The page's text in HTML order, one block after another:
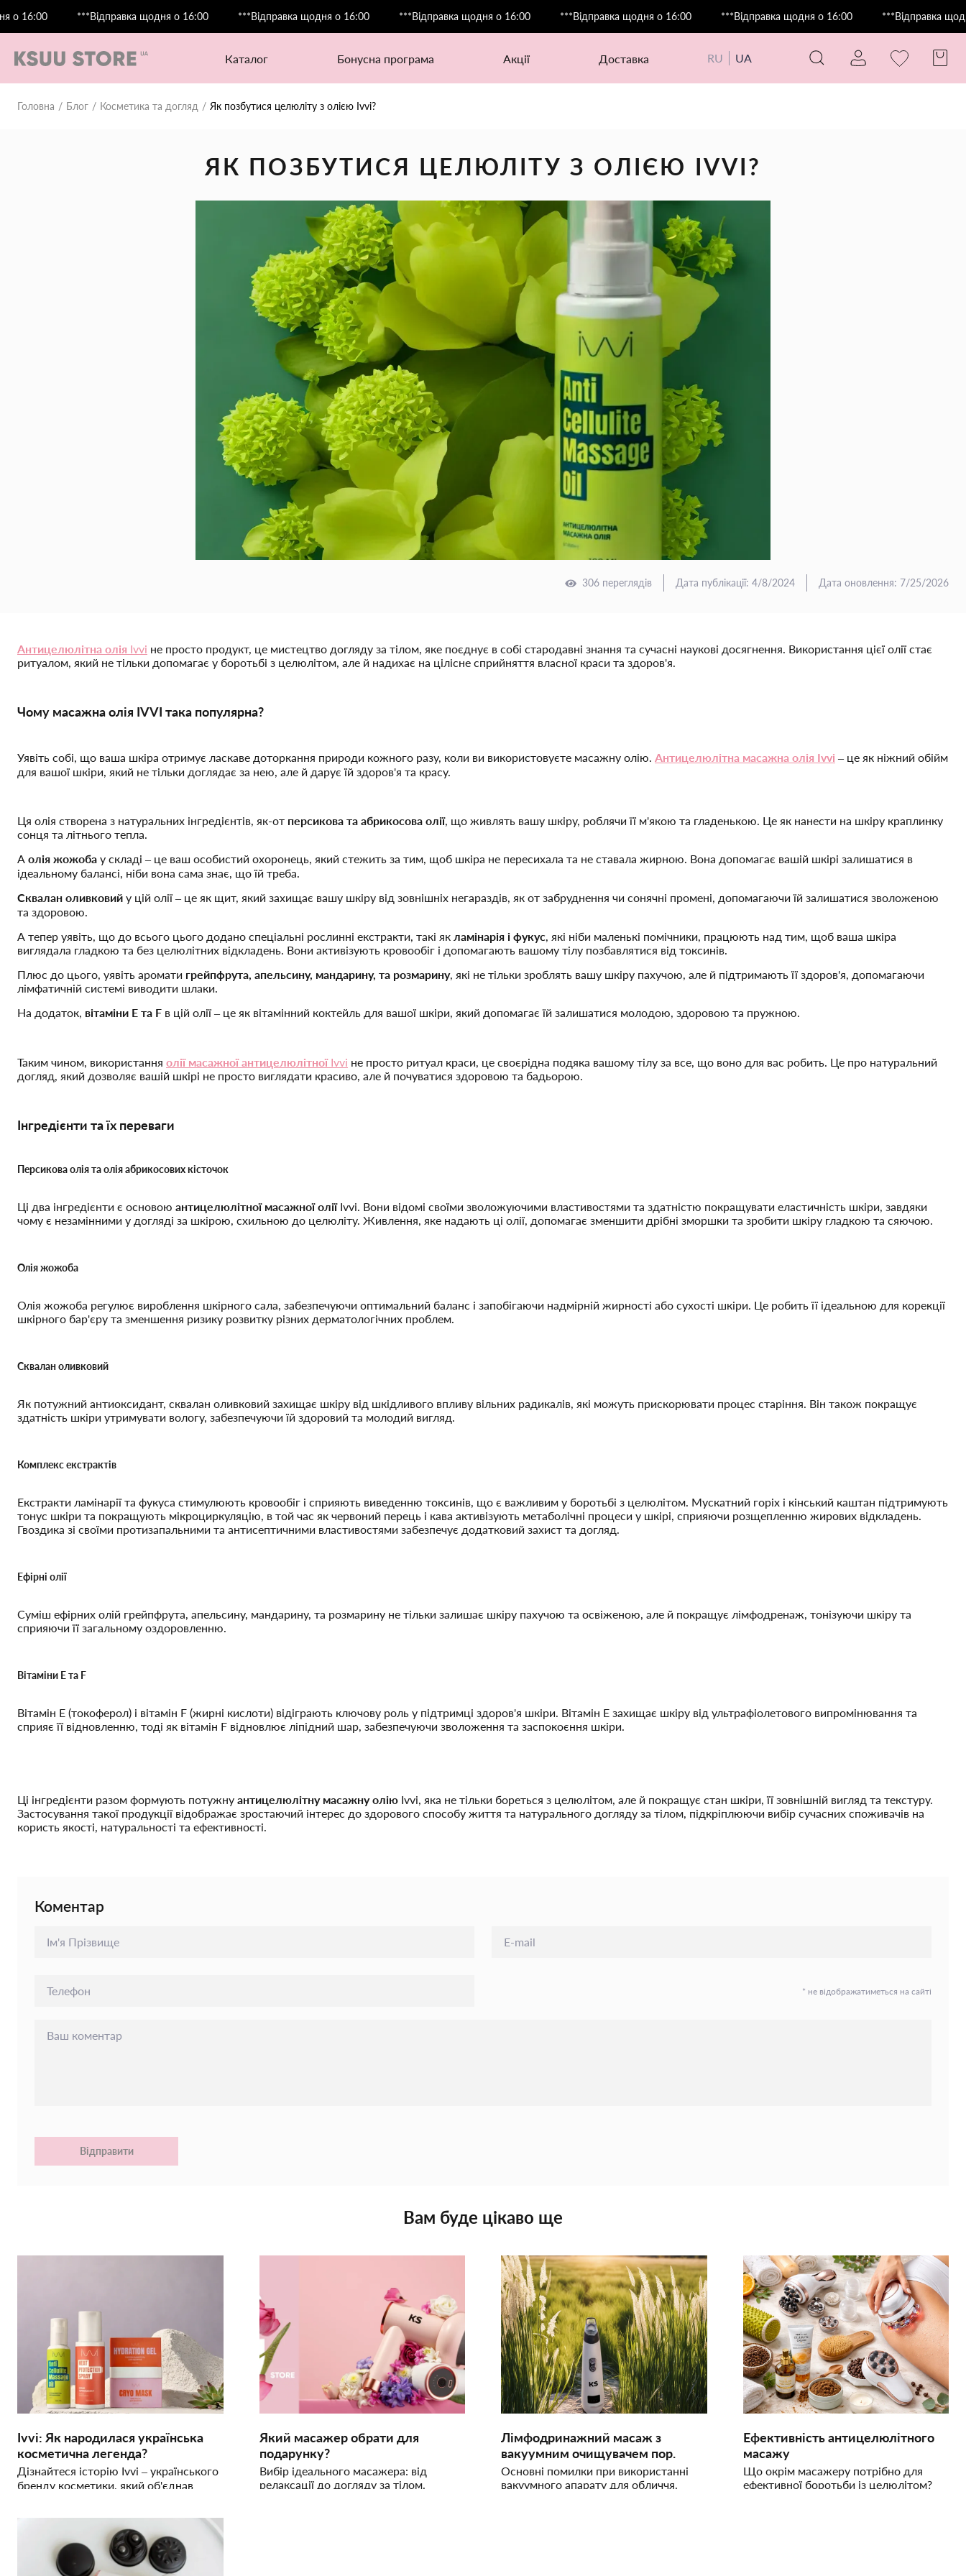
***Відправка щодня о 16:00 ***Відправка щодня о 16:00 ***Відправка щодня о 16:00 ***Відправка щодня о 16:00 ***Відправка щодня о 16:00 ***Відправка щодня о
каталог бонусна програма акції доставка RU UA
Головна Блог Косметика та догляд Як позбутися целюліту з олією Ivvi?
ЯК ПОЗБУТИСЯ ЦЕЛЮЛІТУ З ОЛІЄЮ IVVI?
306 переглядів Дата публікації: 4/8/2024 Дата оновлення: 7/25/2026
Антицелюлітна олія Ivvi не просто продукт, це мистецтво догляду за тілом, яке поєднує в собі стародавні знання та сучасні наукові досягнення. Використання цієї олії стає
ритуалом, який не тільки допомагає у боротьбі з целюлітом, але й надихає на цілісне сприйняття власної краси та здоров'я.
Чому масажна олія IVVI така популярна?
Уявіть собі, що ваша шкіра отримує ласкаве доторкання природи кожного разу, коли ви використовуєте масажну олію. Антицелюлітна масажна олія Ivvi – це як ніжний обійм
для вашої шкіри, який не тільки доглядає за нею, але й дарує їй здоров'я та красу.
Ця олія створена з натуральних інгредієнтів, як-от персикова та абрикосова олії, що живлять вашу шкіру, роблячи її м'якою та гладенькою. Це як нанести на шкіру краплинку
сонця та літнього тепла.
А олія жожоба у складі – це ваш особистий охоронець, який стежить за тим, щоб шкіра не пересихала та не ставала жирною. Вона допомагає вашій шкірі залишатися в
ідеальному балансі, ніби вона сама знає, що їй треба.
Сквалан оливковий у цій олії – це як щит, який захищає вашу шкіру від зовнішніх негараздів, як от забруднення чи сонячні промені, допомагаючи їй залишатися зволоженою
та здоровою.
А тепер уявіть, що до всього цього додано спеціальні рослинні екстракти, такі як ламінарія і фукус, які ніби маленькі помічники, працюють над тим, щоб ваша шкіра
виглядала гладкою та без целюлітних відкладень. Вони активізують кровообіг і допомагають вашому тілу позбавлятися від токсинів.
Плюс до цього, уявіть аромати грейпфрута, апельсину, мандарину, та розмарину, які не тільки зроблять вашу шкіру пахучою, але й підтримають її здоров'я, допомагаючи
лімфатичній системі виводити шлаки.
На додаток, вітаміни Е та F в цій олії – це як вітамінний коктейль для вашої шкіри, який допомагає їй залишатися молодою, здоровою та пружною.
Таким чином, використання олії масажної антицелюлітноїIvvi не просто ритуал краси, це своєрідна подяка вашому тілу за все, що воно для вас робить. Це про натуральний
догляд, який дозволяє вашій шкірі не просто виглядати красиво, але й почуватися здоровою та бадьорою.
Інгредієнти та їх переваги
Персикова олія та олія абрикосових кісточок
Ці два інгредієнти є основою антицелюлітної масажної оліїIvvi. Вони відомі своїми зволожуючими властивостями та здатністю покращувати еластичність шкіри, завдяки
чому є незамінними у догляді за шкірою, схильною до целюліту. Живлення, яке надають ці олії, допомагає зменшити дрібні зморшки та зробити шкіру гладкою та сяючою.
Олія жожоба
Олія жожоба регулює вироблення шкірного сала, забезпечуючи оптимальний баланс і запобігаючи надмірній жирності або сухості шкіри. Це робить її ідеальною для корекції
шкірного бар'єру та зменшення ризику розвитку різних дерматологічних проблем.
Сквалан оливковий
Як потужний антиоксидант, сквалан оливковий захищає шкіру від шкідливого впливу вільних радикалів, які можуть прискорювати процес старіння. Він також покращує
здатність шкіри утримувати вологу, забезпечуючи їй здоровий та молодий вигляд.
Комплекс екстрактів
Екстракти ламінарії та фукуса стимулюють кровообіг і сприяють виведенню токсинів, що є важливим у боротьбі з целюлітом. Мускатний горіх і кінський каштан підтримують
тонус шкіри та покращують мікроциркуляцію, в той час як червоний перець і кава активізують метаболічні процеси у шкірі, сприяючи розщепленню жирових відкладень.
Гвоздика зі своїми протизапальними та антисептичними властивостями забезпечує додатковий захист та догляд.
Ефірні олії
Суміш ефірних олій грейпфрута, апельсину, мандарину, та розмарину не тільки залишає шкіру пахучою та освіженою, але й покращує лімфодренаж, тонізуючи шкіру та
сприяючи її загальному оздоровленню.
Вітаміни Е та F
Вітамін Е (токоферол) і вітамін F (жирні кислоти) відіграють ключову роль у підтримці здоров'я шкіри. Вітамін Е захищає шкіру від ультрафіолетового випромінювання та
сприяє її відновленню, тоді як вітамін F відновлює ліпідний шар, забезпечуючи зволоження та заспокоєння шкіри.
Ці інгредієнти разом формують потужну антицелюлітну масажну олію Ivvi, яка не тільки бореться з целюлітом, але й покращує стан шкіри, її зовнішній вигляд та текстуру.
Застосування такої продукції відображає зростаючий інтерес до здорового способу життя та натурального догляду за тілом, підкріплюючи вибір сучасних споживачів на
користь якості, натуральності та ефективності.
Коментар
* не відображатиметься на сайті
Відправити
Вам буде цікаво ще
Ivvi: Як народилася українська
косметична легенда?
Дізнайтеся історію Ivvi – українського
бренду косметики, який об'єднав
Який масажер обрати для
подарунку?
Вибір ідеального масажера: від
релаксації до догляду за тілом.
Лімфодринажний масаж з
вакуумним очищувачем пор.
Основні помилки при використанні
вакуумного апарату для обличчя.
Ефективність антицелюлітного
масажу
Що окрім масажеру потрібно для
ефективної боротьби із целюлітом?